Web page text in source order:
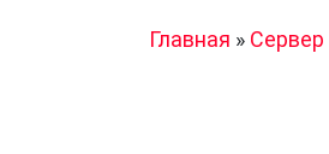
Главная » Сервер